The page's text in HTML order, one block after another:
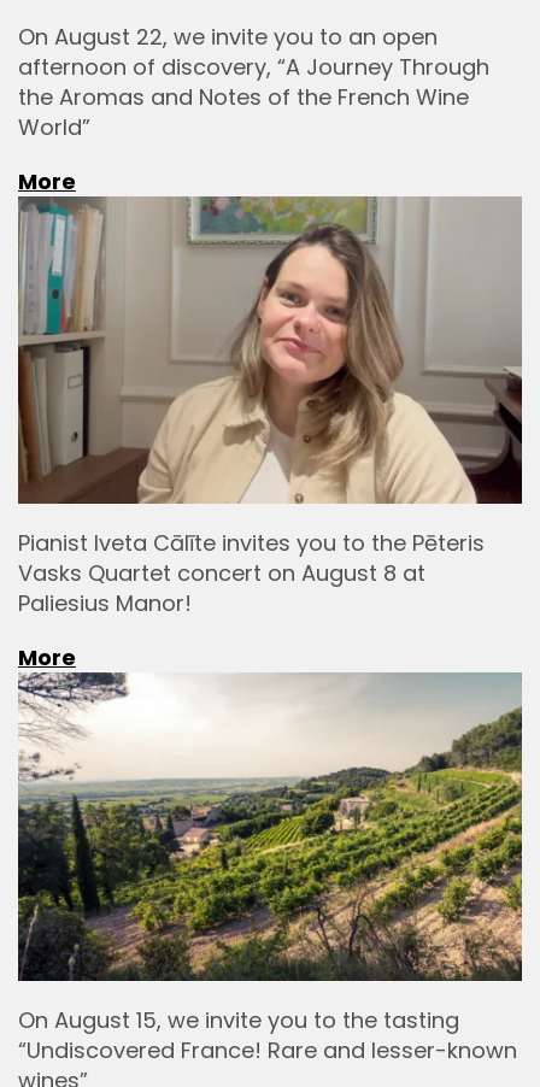
On August 22, we invite you to an open
afternoon of discovery, “A Journey Through
the Aromas and Notes of the French Wine
World”
More
Pianist Iveta Cālīte invites you to the Pēteris
Vasks Quartet concert on August 8 at
Paliesius Manor!
More
On August 15, we invite you to the tasting
“Undiscovered France! Rare and lesser-known
wines”